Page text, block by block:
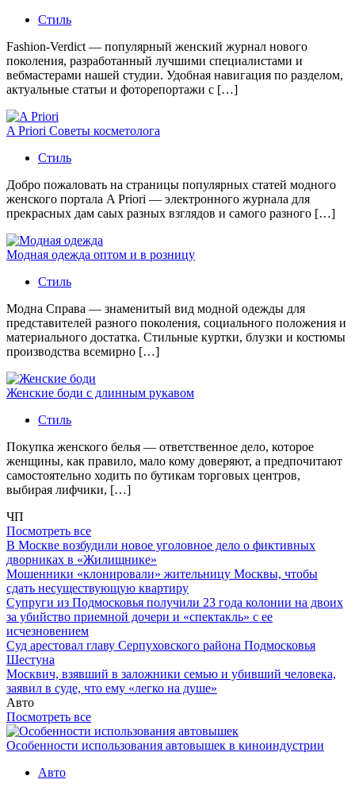
Стиль
Fashion-Verdict — популярный женский журнал нового
поколения, разработанный лучшими специалистами и
вебмастерами нашей студии. Удобная навигация по разделом,
актуальные статьи и фоторепортажи с […]
A Priori Советы косметолога
Стиль
Добро пожаловать на страницы популярных статей модного
женского портала A Priori — электронного журнала для
прекрасных дам саых разных взглядов и самого разного […]
Модная одежда оптом и в розницу
Стиль
Модна Справа — знаменитый вид модной одежды для
представителей разного поколения, социального положения и
материального достатка. Стильные куртки, блузки и костюмы
производства всемирно […]
Женские боди с длинным рукавом
Стиль
Покупка женского белья — ответственное дело, которое
женщины, как правило, мало кому доверяют, а предпочитают
самостоятельно ходить по бутикам торговых центров,
выбирая лифчики, […]
ЧП
Посмотреть все
В Москве возбудили новое уголовное дело о фиктивных
дворниках в «Жилищнике»
Мошенники «клонировали» жительницу Москвы, чтобы
сдать несуществующую квартиру
Супруги из Подмосковья получили 23 года колонии на двоих
за убийство приемной дочери и «спектакль» с ее
исчезновением
Суд арестовал главу Серпуховского района Подмосковья
Шестуна
Москвич, взявший в заложники семью и убивший человека,
заявил в суде, что ему «легко на душе»
Авто
Посмотреть все
Особенности использования автовышек в киноиндустрии
Авто